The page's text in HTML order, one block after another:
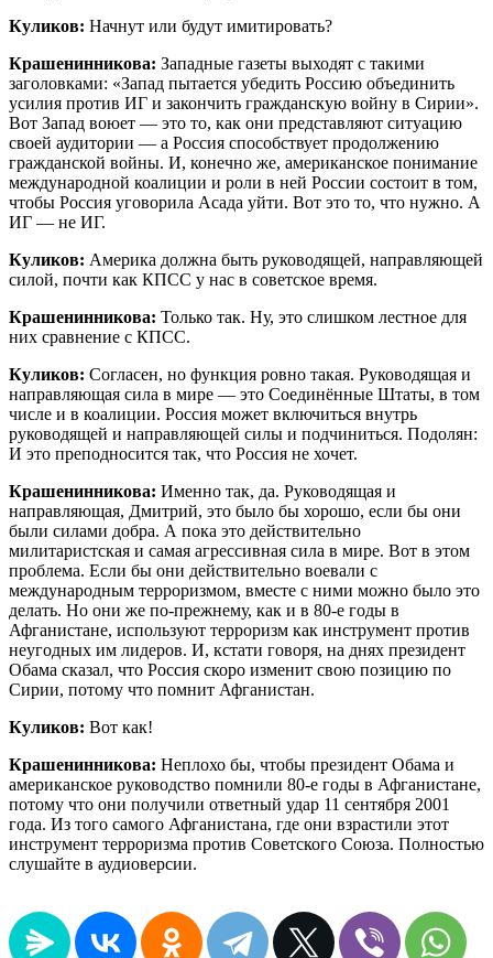
Куликов: Начнут или будут имитировать?
Крашенинникова: Западные газеты выходят с такими
заголовками: «Запад пытается убедить Россию объединить
усилия против ИГ и закончить гражданскую войну в Сирии».
Вот Запад воюет — это то, как они представляют ситуацию
своей аудитории — а Россия способствует продолжению
гражданской войны. И, конечно же, американское понимание
международной коалиции и роли в ней России состоит в том,
чтобы Россия уговорила Асада уйти. Вот это то, что нужно. А
ИГ — не ИГ.
Куликов: Америка должна быть руководящей, направляющей
силой, почти как КПСС у нас в советское время.
Крашенинникова: Только так. Ну, это слишком лестное для
них сравнение с КПСС.
Куликов: Согласен, но функция ровно такая. Руководящая и
направляющая сила в мире — это Соединённые Штаты, в том
числе и в коалиции. Россия может включиться внутрь
руководящей и направляющей силы и подчиниться. Подолян:
И это преподносится так, что Россия не хочет.
Крашенинникова: Именно так, да. Руководящая и
направляющая, Дмитрий, это было бы хорошо, если бы они
были силами добра. А пока это действительно
милитаристская и самая агрессивная сила в мире. Вот в этом
проблема. Если бы они действительно воевали с
международным терроризмом, вместе с ними можно было это
делать. Но они же по-прежнему, как и в 80-е годы в
Афганистане, используют терроризм как инструмент против
неугодных им лидеров. И, кстати говоря, на днях президент
Обама сказал, что Россия скоро изменит свою позицию по
Сирии, потому что помнит Афганистан.
Куликов: Вот как!
Крашенинникова: Неплохо бы, чтобы президент Обама и
американское руководство помнили 80-е годы в Афганистане,
потому что они получили ответный удар 11 сентября 2001
года. Из того самого Афганистана, где они взрастили этот
инструмент терроризма против Советского Союза. Полностью
слушайте в аудиоверсии.